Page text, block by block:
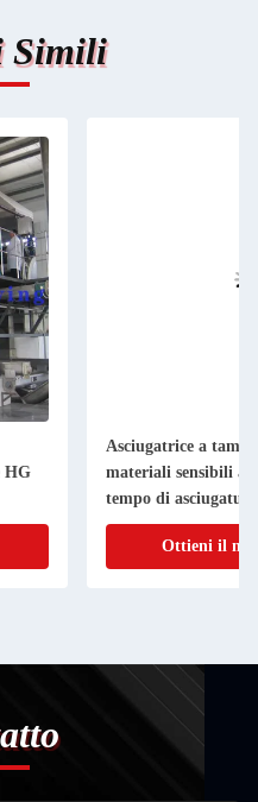
Simili
HG
Asciugatrice a
materiali sensibili al
tempo di asciugatura
Ottieni il